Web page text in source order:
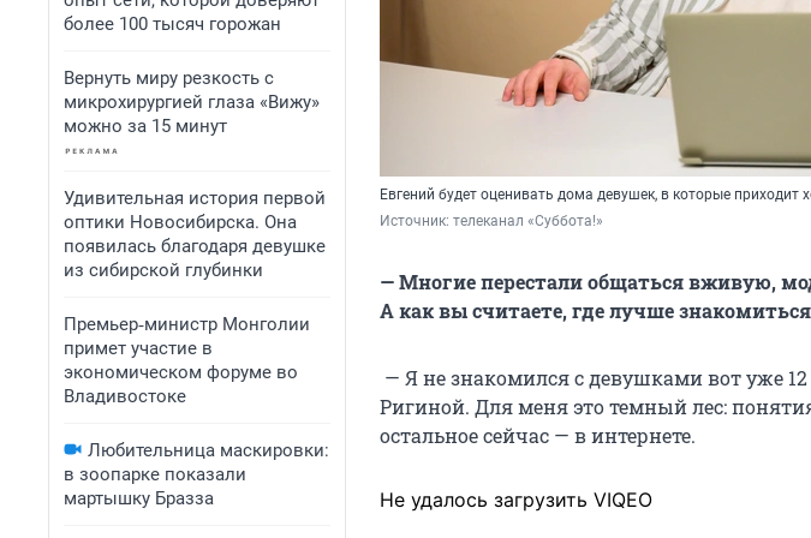
более 100 тысяч горожан
Вернуть миру резкость с
микрохирургией глаза «Вижу»
можно за 15 минут
Удивительная история первой
оптики Новосибирска. Она
появилась благодаря девушке
из сибирской глубинки
Премьер‑министр Монголии
примет участие в
экономическом форуме во
Владивостоке
Любительница маскировки:
в зоопарке показали
мартышку Бразза
Евгений будет оценивать дома девушек, в которые приходит
Источник: телеканал «Суббота!»
— Многие перестали общаться вживую,
А как вы считаете, где лучше
— Я не знакомился с девушками вот уже
Ригиной. Для меня это темный лес:
остальное сейчас — в интернете.
Не удалось загрузить VIQEO